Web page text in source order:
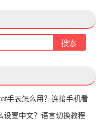
手表怎么用？连接手机看
设置中文？语言切换教程